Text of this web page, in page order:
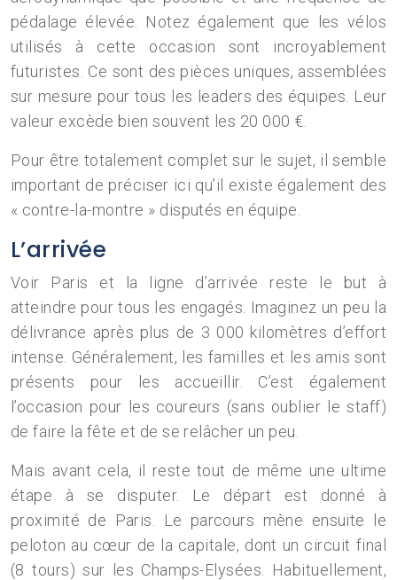
pédalage élevée. Notez également que les vélos
utilisés à cette occasion sont incroyablement
futuristes. Ce sont des pièces uniques, assemblées
sur mesure pour tous les leaders des équipes. Leur
valeur excède bien souvent les 20 000 €.
Pour être totalement complet sur le sujet, il semble
important de préciser ici qu’il existe également des
« contre-la-montre » disputés en équipe.
L’arrivée
Voir Paris et la ligne d’arrivée reste le but à
atteindre pour tous les engagés. Imaginez un peu la
délivrance après plus de 3 000 kilomètres d’effort
intense. Généralement, les familles et les amis sont
présents pour les accueillir. C’est également
l’occasion pour les coureurs (sans oublier le staff)
de faire la fête et de se relâcher un peu.
Mais avant cela, il reste tout de même une ultime
étape à se disputer. Le départ est donné à
proximité de Paris. Le parcours mène ensuite le
peloton au cœur de la capitale, dont un circuit final
(8 tours) sur les Champs-Elysées. Habituellement,